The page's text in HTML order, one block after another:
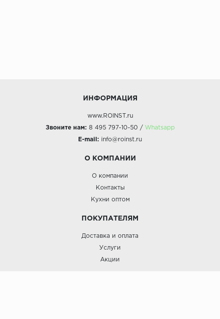
ИНФОРМАЦИЯ
www.ROINST.ru
Звоните нам: 8 495 797-10-50 / Whatsapp
E-mail: info@roinst.ru
О КОМПАНИИ
О компании
Контакты
Кухни оптом
ПОКУПАТЕЛЯМ
Доставка и оплата
Услуги
Акции